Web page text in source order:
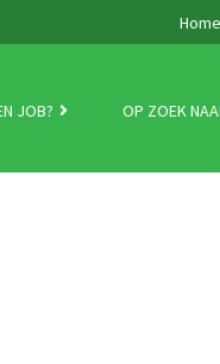
Home
JOB? OP ZOEK